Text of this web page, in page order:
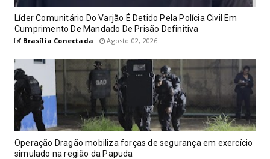
Líder Comunitário Do Varjão É Detido Pela Polícia Civil Em
Cumprimento De Mandado De Prisão Definitiva
Brasília Conectada Agosto 02, 2026
Operação Dragão mobiliza forças de segurança em exercício
simulado na região da Papuda